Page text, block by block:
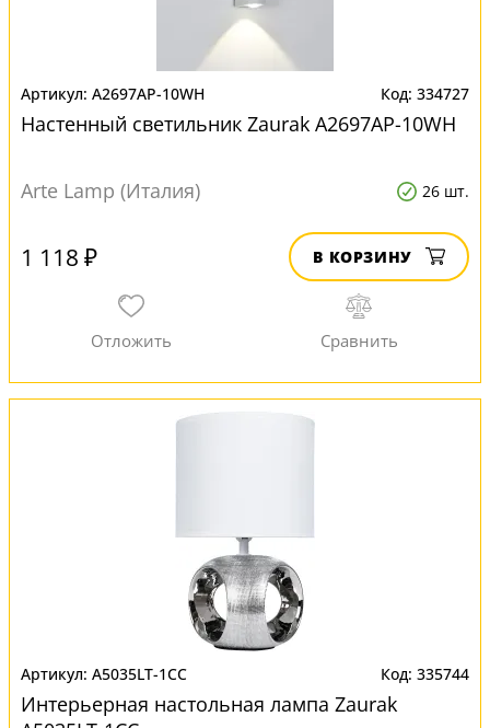
A2697AP-10WH 334727
Настенный светильник Zaurak A2697AP-10WH
Arte Lamp (Италия) 26 шт.
1 118 ₽ В КОРЗИНУ
A5035LT-1CC 335744
Интерьерная настольная лампа Zaurak